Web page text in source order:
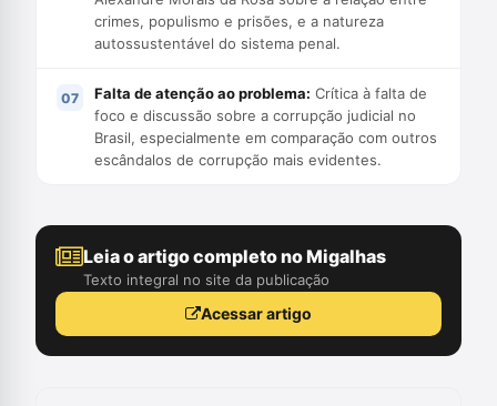
crimes, populismo e prisões, e a natureza
autossustentável do sistema penal.
Falta de atenção ao problema: Crítica à falta de
foco e discussão sobre a corrupção judicial no
Brasil, especialmente em comparação com outros
escândalos de corrupção mais evidentes.
Leia o artigo completo no Migalhas
Texto integral no site da publicação
Acessar artigo